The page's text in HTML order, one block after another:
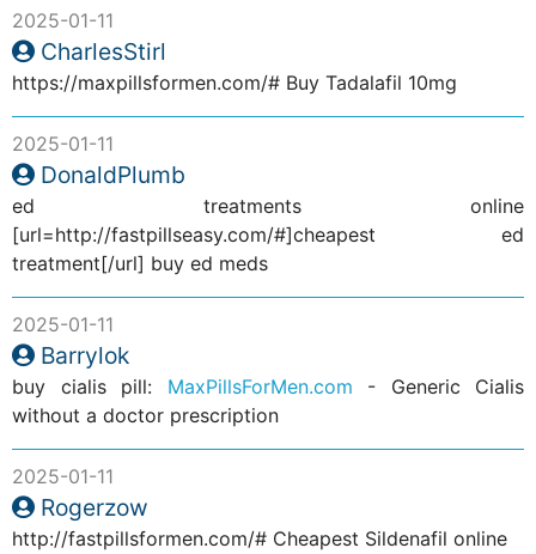
2025-01-11
CharlesStirl
https://maxpillsformen.com/# Buy Tadalafil 10mg
2025-01-11
DonaldPlumb
ed treatments online
[url=http://fastpillseasy.com/#]cheapest ed
treatment[/url] buy ed meds
2025-01-11
Barrylok
buy cialis pill: MaxPillsForMen.com - Generic Cialis
without a doctor prescription
2025-01-11
Rogerzow
http://fastpillsformen.com/# Cheapest Sildenafil online